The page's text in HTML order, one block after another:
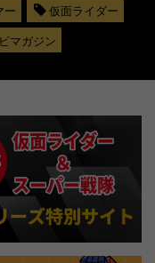
ー
仮面ライダー
マガジン